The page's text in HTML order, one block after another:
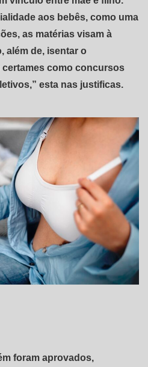
aos bebês, como uma
as matérias visam à
além de, isentar o
como concursos
esta nas justificas.
foram aprovados,